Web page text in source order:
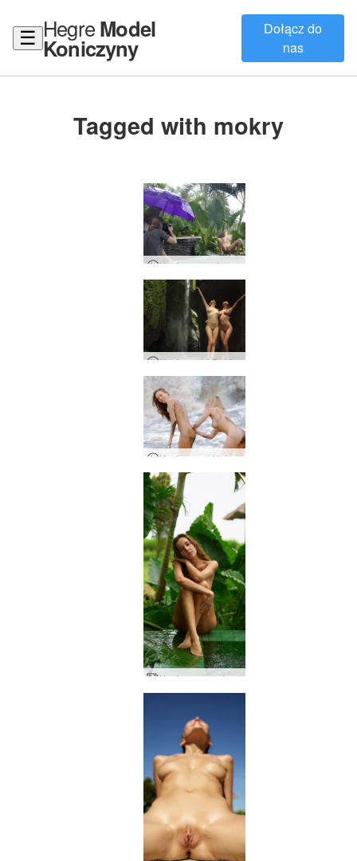
☰ HegreModel
Koniczyny
Dołącz do
nas
Tagged with mokry
Koniczyna schwytana na Bali
Koniczyna i Putri Naga W Wodospadzie Bali
Koniczyna I Natalia Strzelać z Czarnej Plaży Bali
Koniczynowy deszcz na Bali